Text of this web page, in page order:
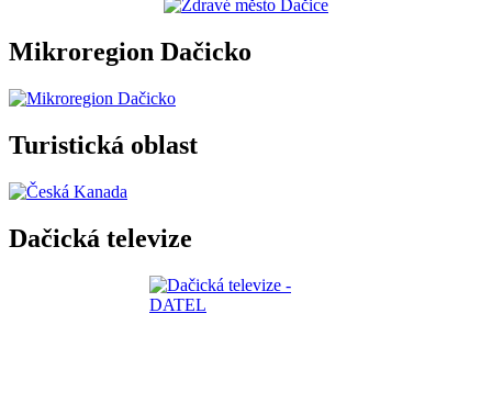
Mikroregion Dačicko
Turistická oblast
Dačická televize